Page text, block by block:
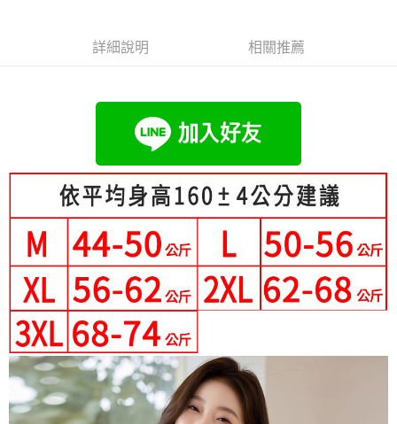
2.付款方式選擇「大哥付你分期」，訂單成立後會自動跳轉到大哥付的交易
4.訂單成立30分鐘內，如未前往確認交易或遇審核未通過，訂單將自動取
消。如遇「轉專審核」未通過狀況，表示未達大哥付你分期系統評分，恕無
1.分期款項不併入電信帳單，「大哥付你分期」於每月結算日後寄送繳費提
醒簡訊。
2.透過簡訊連結打開帳單後，可選擇「超商條碼／台灣大直營門市／銀行轉
帳／街口支付／iPASS MONEY」等通路繳費。
【注意事項】
1.本服務係由「台灣大哥大股份有限公司」（以下簡稱本公司）所提供，讓
用戶於交易時，得透過本服務購買商品或服務，並由商店將買賣／分期付款
買賣價金債權讓與本公司後，依約使用本公司帳單繳交帳款。
2.基於同意付款使用「大哥付你分期」之契約關係目的，商店將以您的個人
資料（包含姓名、電話或地址）提供予台灣大哥大進項蒐集、處理及利用，
由本公司與您本人進行分期帳單所需資料之確認、核對及更正。
3.完整用戶服務條款，請詳閱以下連結：https://oppay.tw/userRule
１．簡單：不需註冊會員、不需綁卡、不需儲值。
２．便利：只要手機號碼，簡訊認證，即可結帳。
３．安心：先確認商品／服務後，再付款。
【「AFTEE先享後付」結帳流程】
１．於結帳方式選擇「AFTEE先享後付」後，將跳轉至「AFTEE先享後付」
結帳頁面，進行簡訊認證並確認金額後，即可完成結帳。
３．收到繳費通知簡訊後14天內，點擊此簡訊中的連結，可透過四大超商／
ATM／網路銀行／等多元方式進行付款，方視為交易完成。
※ 請注意：結帳手續完成當下不需立刻繳費，但若您需要取消訂單，請聯絡
購買商品的店家。未經商家同意取消之訂單仍視為有效，需透過AFTEE先享
後付繳納相關費用。
※ 交易是否成功請以「AFTEE先享後付 」之結帳頁面顯示為準，若有關於
是否繳費成功／繳費後需取消欲退款等相關疑問，請聯繫「AFTEE先享後付
客戶支援中心」https://netprotections.freshdesk.com/support/home
【注意事項】
１．透過由恩沛科技股份有限公司提供之「AFTEE先享後付」服務完成之交
易，需依本服務之必要範圍內提供個人資料，並將交易相關給付款項請求債
「Hami Point」為中華電信所提供之點數服務，可於會員專區綁定中華電信
會員帳號後，即可在購物車使用 Hami Point 折抵消費金額 (1點等於1元)。
運送方式
全家付款取貨
每筆NT$80，滿NT$699(含以上)免運費
付款後全家取貨
每筆NT$80，滿NT$699(含以上)免運費
付款後萊爾富取貨
每筆NT$80，滿NT$699(含以上)免運費
7-11付款取貨
每筆NT$80，滿NT$699(含以上)免運費
詳細說明 相關推薦